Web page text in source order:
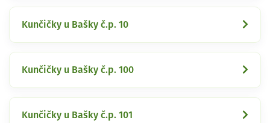
Kunčičky u Bašky č.p. 10
Kunčičky u Bašky č.p. 100
Kunčičky u Bašky č.p. 101